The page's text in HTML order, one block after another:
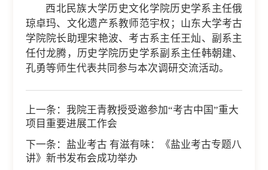
西北民族大学历史文化学院历史学系主任俄
琼卓玛、文化遗产系教师范宇权；山东大学考古
学院院长助理宋艳波、考古系主任王灿、副系主
任付龙腾，历史学院历史学系副系主任韩朝建、
孔勇等师生代表共同参与本次调研交流活动。
上一条： 我院王青教授受邀参加“考古中国”重大
项目重要进展工作会
下一条： 盐业考古 有滋有味：《盐业考古专题八
讲》新书发布会成功举办